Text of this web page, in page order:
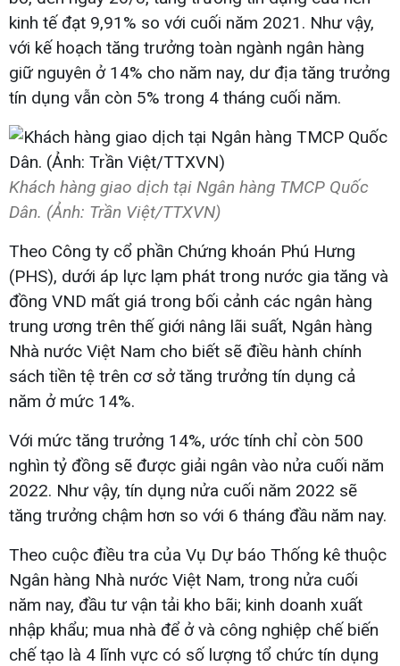
kinh tế đạt 9,91% so với cuối năm 2021. Như vậy,
với kế hoạch tăng trưởng toàn ngành ngân hàng
giữ nguyên ở 14% cho năm nay, dư địa tăng trưởng
tín dụng vẫn còn 5% trong 4 tháng cuối năm.
Khách hàng giao dịch tại Ngân hàng TMCP Quốc
Dân. (Ảnh: Trần Việt/TTXVN)
Theo Công ty cổ phần Chứng khoán Phú Hưng
(PHS), dưới áp lực lạm phát trong nước gia tăng và
đồng VND mất giá trong bối cảnh các ngân hàng
trung ương trên thế giới nâng lãi suất, Ngân hàng
Nhà nước Việt Nam cho biết sẽ điều hành chính
sách tiền tệ trên cơ sở tăng trưởng tín dụng cả
năm ở mức 14%.
Với mức tăng trưởng 14%, ước tính chỉ còn 500
nghìn tỷ đồng sẽ được giải ngân vào nửa cuối năm
2022. Như vậy, tín dụng nửa cuối năm 2022 sẽ
tăng trưởng chậm hơn so với 6 tháng đầu năm nay.
Theo cuộc điều tra của Vụ Dự báo Thống kê thuộc
Ngân hàng Nhà nước Việt Nam, trong nửa cuối
năm nay, đầu tư vận tải kho bãi; kinh doanh xuất
nhập khẩu; mua nhà để ở và công nghiệp chế biến
chế tạo là 4 lĩnh vực có số lượng tổ chức tín dụng